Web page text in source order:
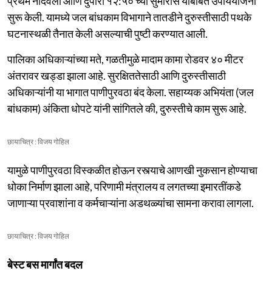
सुरू केली. यामध्ये जल बांधकाम विभागाने तातडीने दुरुस्तीसाठी पथके
घटनास्थळी तैनात केली असल्याची पुष्टी करण्यात आली.
पालिका अधिकाऱ्यांच्या मते, गळतीमुळे मादाम कामा रोडवर ४० मीटर
अंतरावर खड्डा झाला आहे. सुरक्षिततेसाठी आणि दुरुस्तीसाठी
अधिकाऱ्यांनी या भागात पाणीपुरवठा बंद केला. सहाय्यक अभियंता (जल
बांधकाम) अंकिता धोपटे यांनी सांगितले की, दुरुस्तीचे काम सुरू आहे.
छायाचित्र : विजय गोहिल
यामुळे पाणीपुरवठा विस्कळीत होऊन रस्त्याचे आणखी नुकसान होण्याचा
धोका निर्माण झाला आहे, परिणामी मंत्रालय व लगतच्या इमारतींकडे
जाणाऱ्या प्रवाशांना व कर्मचाऱ्यांना अडथळ्यांचा सामना करावा लागला.
छायाचित्र : विजय गोहिल
बेस्ट बस मार्गांत बदल